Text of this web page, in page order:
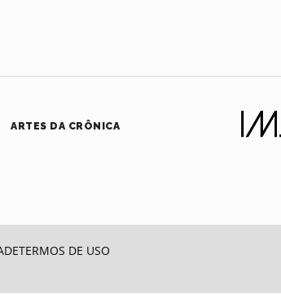
ARTES DA CRÔNICA
TERMOS DE USO